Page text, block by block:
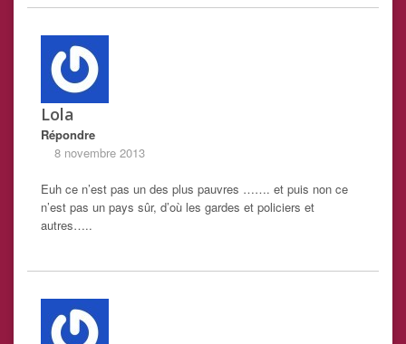
Lola
Répondre
8 novembre 2013
Euh ce n’est pas un des plus pauvres ……. et puis non ce
n’est pas un pays sûr, d’où les gardes et policiers et
autres…..